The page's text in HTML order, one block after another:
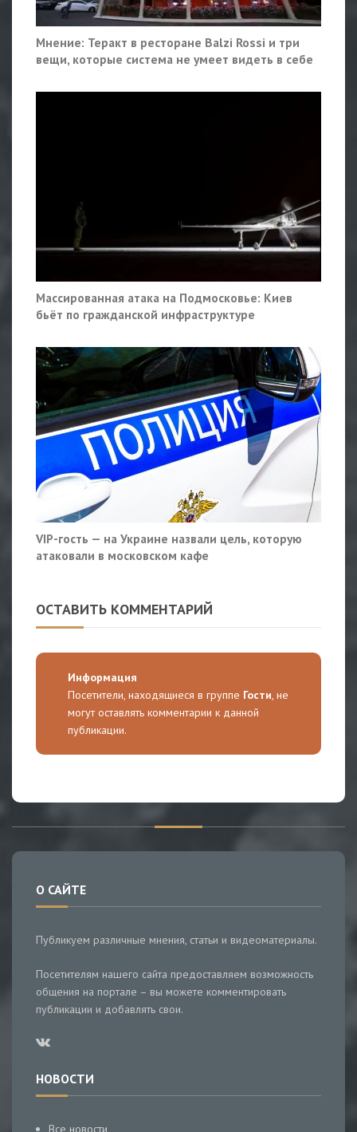
Мнение: Теракт в ресторане Balzi Rossi и три
вещи, которые система не умеет видеть в себе
Массированная атака на Подмосковье: Киев
бьёт по гражданской инфраструктуре
VIP-гость — на Украине назвали цель, которую
атаковали в московском кафе
ОСТАВИТЬ КОММЕНТАРИЙ
Информация
Посетители, находящиеся в группе Гости, не
могут оставлять комментарии к данной
публикации.
О САЙТЕ
Публикуем различные мнения, статьи и видеоматериалы.
Посетителям нашего сайта предоставляем возможность
общения на портале – вы можете комментировать
публикации и добавлять свои.
НОВОСТИ
Все новости